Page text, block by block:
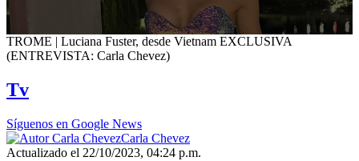
0
seconds
of
minutes,
20
seconds
TROME | Luciana Fuster, desde Vietnam EXCLUSIVA
(ENTREVISTA: Carla Chevez)
Tv
Síguenos en Google News
Carla Chevez
Actualizado el 22/10/2023, 04:24 p.m.